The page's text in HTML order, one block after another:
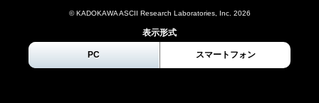
© KADOKAWA ASCII Research Laboratories, Inc. 2026
表示形式
PC スマートフォン